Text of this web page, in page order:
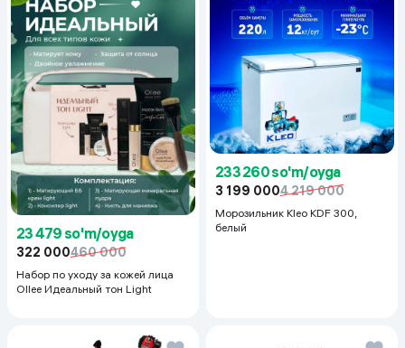
23 479 so'm/oyga
322 000460 000
Набор по уходу за кожей лица
Ollee Идеальный тон Light
233 260 so'm/oyga
3 199 0004 219 000
Морозильник Kleo KDF 300,
белый